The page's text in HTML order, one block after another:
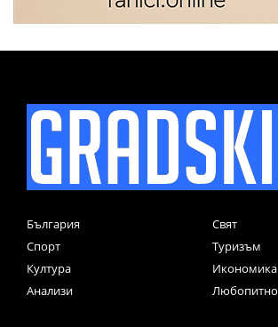
България
Свят
Спорт
Туризъм
Култура
Икономика
Анализи
Любопитно